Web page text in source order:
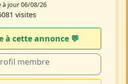
à jour 06/08/26
visites
à cette annonce 💬​
membre